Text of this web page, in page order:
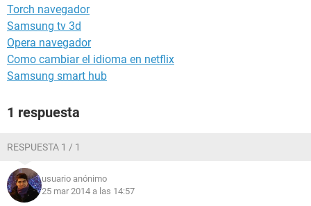
Torch navegador
Samsung tv 3d
Opera navegador
Como cambiar el idioma en netflix
Samsung smart hub
1 respuesta
RESPUESTA 1 / 1
usuario anónimo
25 mar 2014 a las 14:57